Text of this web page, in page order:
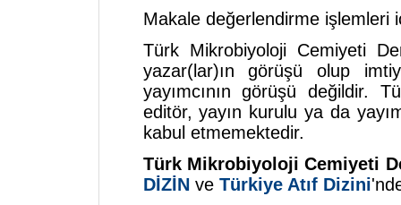
Makale değerlendirme işlemleri
Türk Mikrobiyoloji Cemiyeti
yazar(lar)ın görüşü olup
yayımcının görüşü değildir.
editör, yayın kurulu ya da
kabul etmemektedir.
Türk Mikrobiyoloji Cemiyeti
DİZİNve Türkiye Atıf Dizini